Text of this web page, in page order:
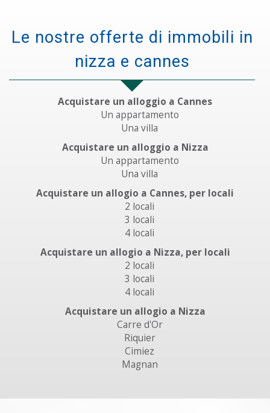
le nostre offerte di immobili in
nizza e cannes
Acquistare un alloggio a Cannes
Un appartamento
Una villa
Acquistare un alloggio a Nizza
Un appartamento
Una villa
Acquistare un allogio a Cannes, per locali
2 locali
3 locali
4 locali
Acquistare un allogio a Nizza, per locali
2 locali
3 locali
4 locali
Acquistare un allogio a Nizza
Carre d'Or
Riquier
Cimiez
Magnan